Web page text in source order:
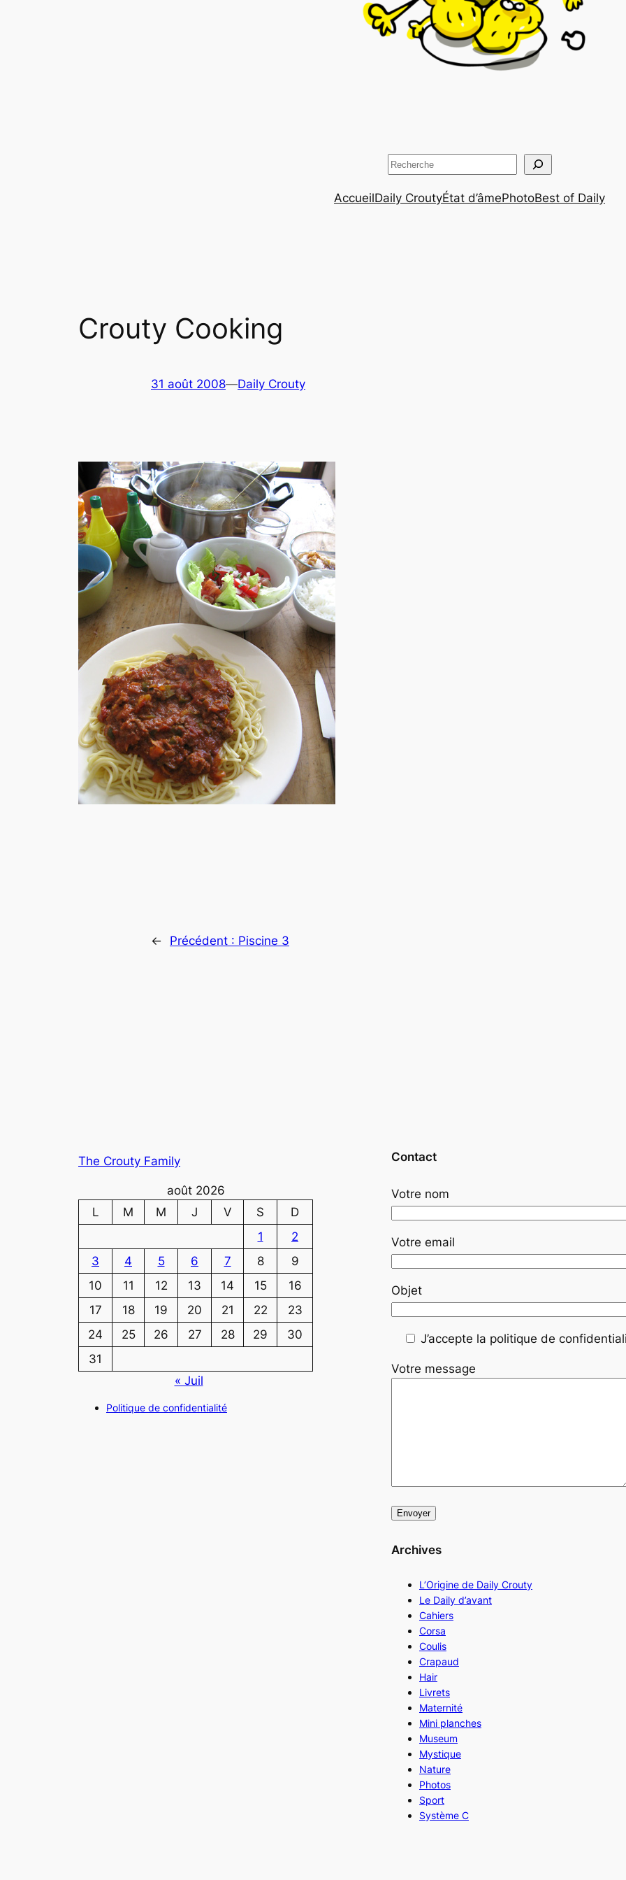
Rechercher
AccueilDaily CroutyÉtat d’âmePhotoBest of Daily
Crouty Cooking
31 août 2008—Daily Crouty
← Précédent : Piscine 3
The Crouty Family
août 2026
L
M M J V S
D
1
2
3
4 5 6 7 8
9
10
11 12 13 14 15
16
17
18 19 20 21 22
23
24
25 26 27 28 29
30
31
« Juil
Politique de confidentialité
Contact
Votre nom
Votre email
Objet
J’accepte la politique de
Votre message
Archives
L’Origine de Daily Crouty
Le Daily d’avant
Cahiers
Corsa
Coulis
Crapaud
Hair
Livrets
Maternité
Mini planches
Museum
Mystique
Nature
Photos
Sport
Système C